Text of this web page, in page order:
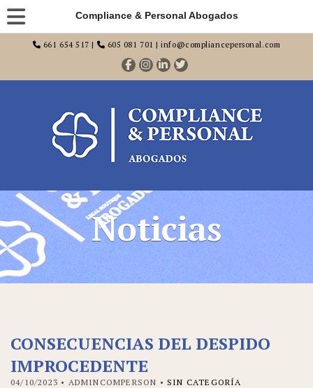
Compliance & Personal Abogados
661 654 517 | 605 081 701 | info@compliancepersonal.com
Noticias
CONSECUENCIAS DEL DESPIDO
IMPROCEDENTE
04/10/2023 • ADMINCOMPERSON • SIN CATEGORÍA